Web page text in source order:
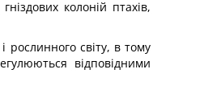
колоній птахів,
рослинного світу, в тому
відповідними